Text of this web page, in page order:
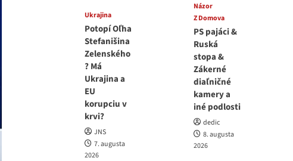
Ukrajina
Potopí Oľha
Stefanišina
Zelenského
? Má
Ukrajina a
EU
korupciu v
krvi?
JNS
7. augusta
2026
Názor
Z Domova
PS pajáci &
Ruská
stopa &
Zákerné
diaľničné
kamery a
iné podlosti
dedic
8. augusta
2026